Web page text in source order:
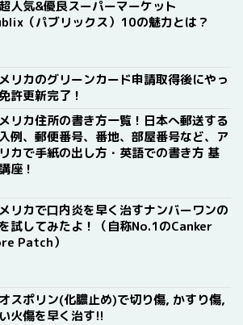
人気&優良スーパーマーケット
（パブリックス）10の魅力とは？
リカのグリーンカード申請取得後にやっ
許更新完了！
リカ住所の書き方一覧！日本へ郵送する
例、郵便番号、番地、部屋番号など、ア
カで手紙の出し方・英語での書き方 基
座！
リカで口内炎を早く治すナンバーワンの
試してみたよ！（自称No.1のCanker
Patch）
スポリン(化膿止め)で切り傷, かすり傷,
火傷を早く治す!!